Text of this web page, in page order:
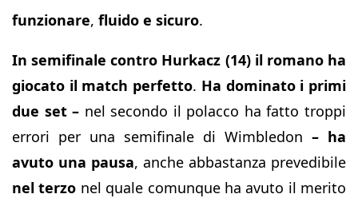
funzionare, fluido e sicuro.
In semifinale contro Hurkacz (14) il romano ha
giocato il match perfetto. Ha dominato i primi
due set – nel secondo il polacco ha fatto troppi
errori per una semifinale di Wimbledon – ha
avuto una pausa, anche abbastanza prevedibile
nel terzo nel quale comunque ha avuto il merito